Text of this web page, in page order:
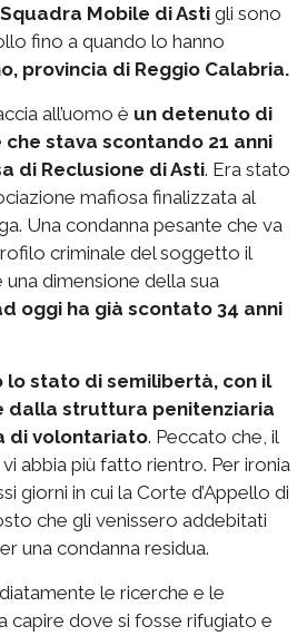
Mobile di Asti gli sono
fino a quando lo hanno
provincia di Reggio Calabria.
all’uomo è un detenuto di
stava scontando 21 anni
di Reclusione di Asti. Era stato
mafiosa finalizzata al
Una condanna pesante che va
criminale del soggetto il
dimensione della sua
oggi ha già scontato 34 anni
lo stato di semilibertà, con il
dalla struttura penitenziaria
di volontariato. Peccato che, il
abbia più fatto rientro. Per ironia
giorni in cui la Corte d’Appello di
che gli venissero addebitati
una condanna residua.
le ricerche e le
capire dove si fosse rifugiato e